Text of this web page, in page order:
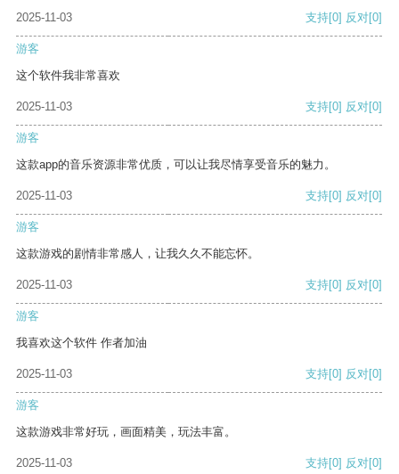
2025-11-03
支持[0] 反对[0]
游客
这个软件我非常喜欢
2025-11-03 支持[0] 反对[0]
游客
这款app的音乐资源非常优质，可以让我尽情享受音乐的魅力。
2025-11-03 支持[0] 反对[0]
游客
这款游戏的剧情非常感人，让我久久不能忘怀。
2025-11-03 支持[0] 反对[0]
游客
我喜欢这个软件 作者加油
2025-11-03 支持[0] 反对[0]
游客
这款游戏非常好玩，画面精美，玩法丰富。
2025-11-03 支持[0] 反对[0]